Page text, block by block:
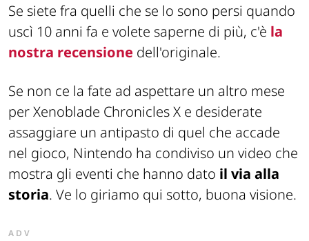
Se siete fra quelli che se lo sono persi quando
uscì 10 anni fa e volete saperne di più, c'è la
nostra recensione dell'originale.
Se non ce la fate ad aspettare un altro mese
per Xenoblade Chronicles X e desiderate
assaggiare un antipasto di quel che accade
nel gioco, Nintendo ha condiviso un video che
mostra gli eventi che hanno dato il via alla
storia. Ve lo giriamo qui sotto, buona visione.
ADV